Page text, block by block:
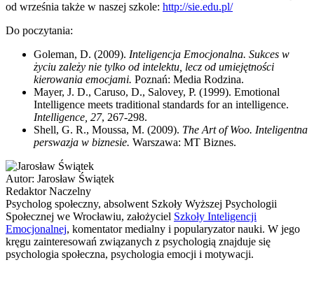
od września także w naszej szkole: http://sie.edu.pl/
Do poczytania:
Goleman, D. (2009). Inteligencja Emocjonalna. Sukces w
życiu zależy nie tylko od intelektu, lecz od umiejętności
kierowania emocjami. Poznań: Media Rodzina.
Mayer, J. D., Caruso, D., Salovey, P. (1999). Emotional
Intelligence meets traditional standards for an intelligence.
Intelligence, 27, 267-298.
Shell, G. R., Moussa, M. (2009). The Art of Woo. Inteligentna
perswazja w biznesie. Warszawa: MT Biznes.
Autor: Jarosław Świątek
Redaktor Naczelny
Psycholog społeczny, absolwent Szkoły Wyższej Psychologii
Społecznej we Wrocławiu, założyciel Szkoły Inteligencji
Emocjonalnej, komentator medialny i popularyzator nauki. W jego
kręgu zainteresowań związanych z psychologią znajduje się
psychologia społeczna, psychologia emocji i motywacji.